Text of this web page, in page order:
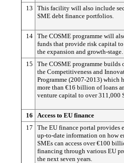
13
This facility will also include
SME debt finance portfolios.
14
The COSME programme will
funds that provide risk capital
the expansion and growth-stage.
15
The COSME programme builds
the Competitiveness and
Programme (2007-2013) which
more than €16 billion of loans
venture capital to over 311,000
16
Access to EU finance
17
The EU finance portal provides
up-to-date information on how
SMEs can access over €100
financing through various EU
the next seven years.